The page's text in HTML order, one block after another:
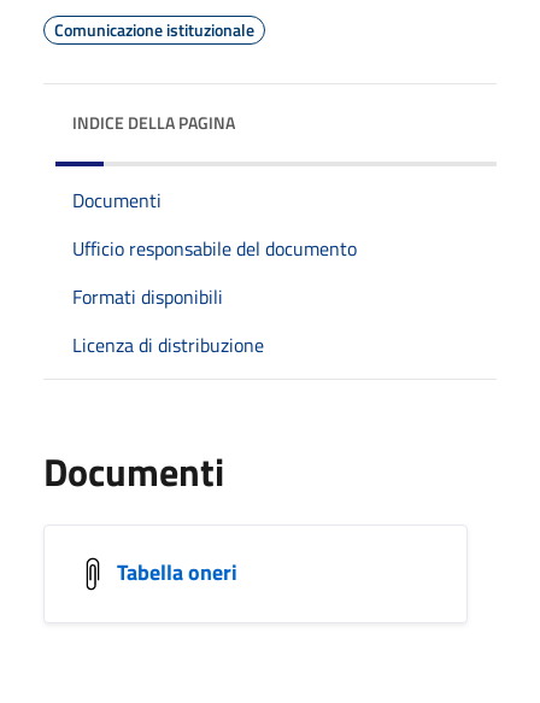
Comunicazione istituzionale
INDICE DELLA PAGINA
Documenti
Ufficio responsabile del documento
Formati disponibili
Licenza di distribuzione
Documenti
Tabella oneri